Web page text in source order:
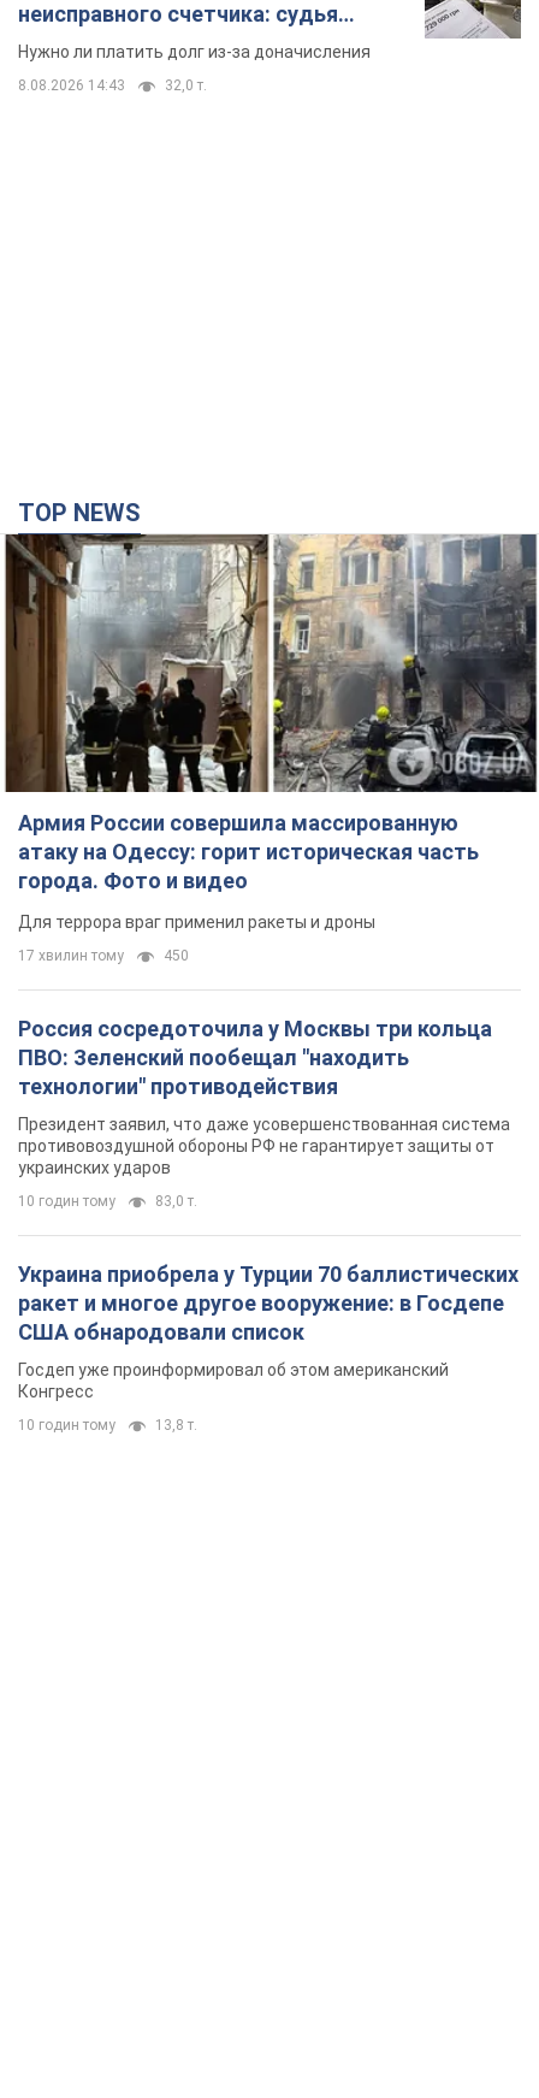
неисправного счетчика: судья
вынес неожиданное решение
Нужно ли платить долг из-за доначисления
8.08.2026 14:43 32,0 т.
TOP NEWS
Армия России совершила массированную
атаку на Одессу: горит историческая часть
города. Фото и видео
Для террора враг применил ракеты и дроны
17 хвилин тому 450
Россия сосредоточила у Москвы три кольца
ПВО: Зеленский пообещал "находить
технологии" противодействия
Президент заявил, что даже усовершенствованная система
противовоздушной обороны РФ не гарантирует защиты от
украинских ударов
10 годин тому 83,0 т.
Украина приобрела у Турции 70 баллистических
ракет и многое другое вооружение: в Госдепе
США обнародовали список
Госдеп уже проинформировал об этом американский
Конгресс
10 годин тому 13,8 т.